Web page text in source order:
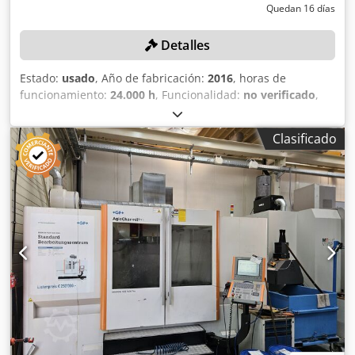
Quedan 16 días
Detalles
Estado: usado, Año de fabricación: 2016, horas de
funcionamiento: 24.000 h, Funcionalidad: no verificado,
número de máquina/vehículo:
Centro de mecanizado CNC vertical de 5 ejes Descripción
Tipo: Centro de mecanizado CNC vertical de 5 ejes
Fabricante: Wenzler Modelo: VKM 1-1 Año de fabricación:
2016 Número de serie: 466 Estado: Usado Cantidad: 1
Código HS: 84571090 Descripción del artículo El lote
incluye: Un centro de mecanizado CNC vertical de 5 ejes y
sus accesorios Datos técnicos Dkodpfxezrv Dgs Al Dsr
Historial y estado de la máquina La máquina se utilizó
como máquina de exposición desde 2016 hasta 2022. A
partir de 2022, se utilizó en la producción de la empresa
HAL Automotive Plauen GmbH para el mecanizado de
soportes de ejes. Antes de su puesta en marcha en la
producción, la máquina fue reacondicionada y
modernizada. En diciembre de 2024, se adquirió un nuevo
Clasificado